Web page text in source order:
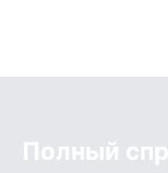
Полный